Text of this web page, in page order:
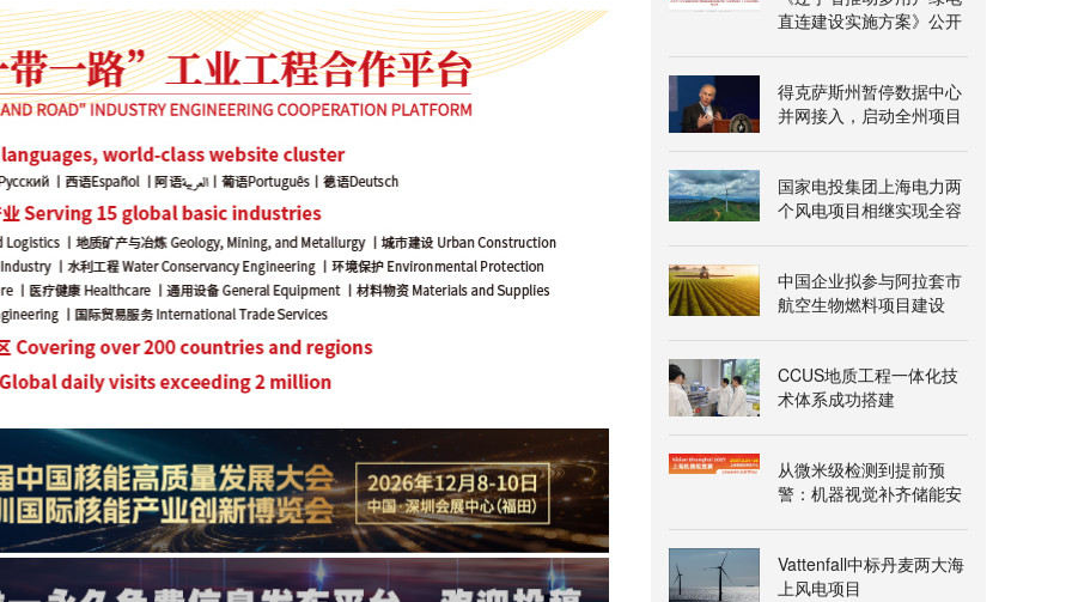
直连建设实施方案》公开
得克萨斯州暂停数据中心
并网接入，启动全州项目
国家电投集团上海电力两
个风电项目相继实现全容
中国企业拟参与阿拉套市
航空生物燃料项目建设
CCUS地质工程一体化技
术体系成功搭建
从微米级检测到提前预
警：机器视觉补齐储能安
Vattenfall中标丹麦两大海
上风电项目